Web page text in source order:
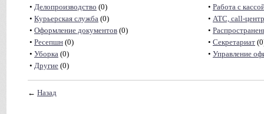
• Делопроизводство (0) • Работа с
• Курьерская служба (0) • АТС, call-центр
• Оформление документов (0) •
• Ресепшн (0) • Секретариат
• Уборка (0) • Управление
• Другие (0)
← Назад